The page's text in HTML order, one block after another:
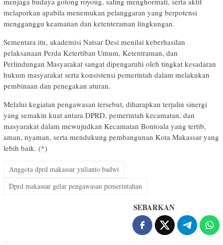
melaporkan apabila menemukan pelanggaran yang berpotensi
mengganggu keamanan dan ketenteraman lingkungan.
Sementara itu, akademisi Natsar Desi menilai keberhasilan
pelaksanaan Perda Ketertiban Umum, Ketentraman, dan
Perlindungan Masyarakat sangat dipengaruhi oleh tingkat kesadaran
hukum masyarakat serta konsistensi pemerintah dalam melakukan
pembinaan dan penegakan aturan.
Melalui kegiatan pengawasan tersebut, diharapkan terjalin sinergi
yang semakin kuat antara DPRD, pemerintah kecamatan, dan
masyarakat dalam mewujudkan Kecamatan Bontoala yang tertib,
aman, nyaman, serta mendukung pembangunan Kota Makassar yang
lebih baik. (*)
Anggota dprd makassar yulianto badwi
Dprd makassar gelar pengawasan pemerintahan
SEBARKAN